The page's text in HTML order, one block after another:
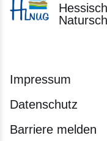
Impressum
Datenschutz
Barriere melden